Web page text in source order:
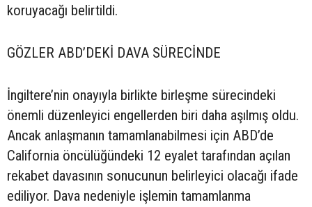
koruyacağı belirtildi.
GÖZLER ABD’DEKİ DAVA SÜRECİNDE
İngiltere’nin onayıyla birlikte birleşme sürecindeki
önemli düzenleyici engellerden biri daha aşılmış oldu.
Ancak anlaşmanın tamamlanabilmesi için ABD’de
California öncülüğündeki 12 eyalet tarafından açılan
rekabet davasının sonucunun belirleyici olacağı ifade
ediliyor. Dava nedeniyle işlemin tamamlanma